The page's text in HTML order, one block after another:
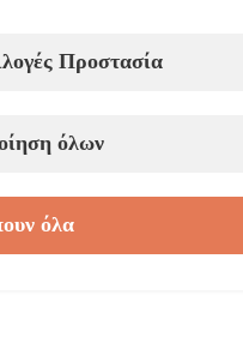
Προστασία
όλων
όλα